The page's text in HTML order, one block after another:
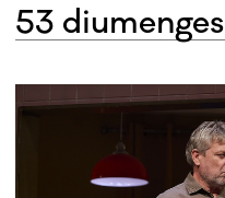
53 diumenges